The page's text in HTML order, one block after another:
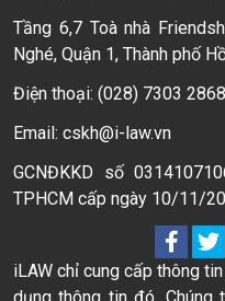
Tầng 6,7 Toà nhà
Nghé, Quận 1, Thành phố
Điện thoại: (028) 7303 2868
Email: cskh@i-law.vn
GCNĐKKD số
TPHCM cấp ngày 10/11/
iLAW chỉ cung cấp thông